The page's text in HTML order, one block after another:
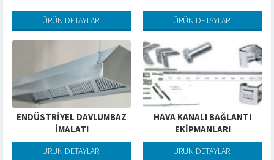
ÜRÜN DETAYLARI ÜRÜN DETAYLARI
ENDÜSTRIYEL DAVLUMBAZ
İMALATI
ÜRÜN DETAYLARI
HAVA KANALI BAĞLANTI
EKIPMANLARI
ÜRÜN DETAYLARI